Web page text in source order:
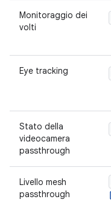
Monitoraggio dei
volti
Eye tracking
Stato della
videocamera
passthrough
Livello mesh
passthrough